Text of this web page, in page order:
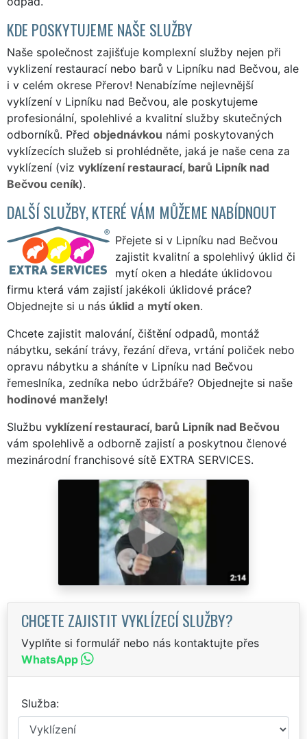
KDE POSKYTUJEME NAŠE SLUŽBY
Naše společnost zajišťuje komplexní služby nejen při
vyklizení restaurací nebo barů v Lipníku nad Bečvou, ale
i v celém okrese Přerov! Nenabízíme nejlevnější
vyklízení v Lipníku nad Bečvou, ale poskytujeme
profesionální, spolehlivé a kvalitní služby skutečných
odborníků. Před objednávkou námi poskytovaných
vyklízecích služeb si prohlédněte, jaká je naše cena za
vyklízení (viz vyklízení restaurací, barů Lipník nad
Bečvou ceník).
DALŠÍ SLUŽBY, KTERÉ VÁM MŮŽEME NABÍDNOUT
Přejete si v Lipníku nad Bečvou
zajistit kvalitní a spolehlivý úklid či
mytí oken a hledáte úklidovou
firmu která vám zajistí jakékoli úklidové práce?
Objednejte si u nás úklid a mytí oken.
Chcete zajistit malování, čištění odpadů, montáž
nábytku, sekání trávy, řezání dřeva, vrtání poliček nebo
opravu nábytku a sháníte v Lipníku nad Bečvou
řemeslníka, zedníka nebo údržbáře? Objednejte si naše
hodinové manžely!
Službu vyklízení restaurací, barů Lipník nad Bečvou
vám spolehlivě a odborně zajistí a poskytnou členové
mezinárodní franchisové sítě EXTRA SERVICES.
CHCETE ZAJISTIT VYKLÍZECÍ SLUŽBY?
Vyplňte si formulář nebo nás kontaktujte přes
WhatsApp
Služba